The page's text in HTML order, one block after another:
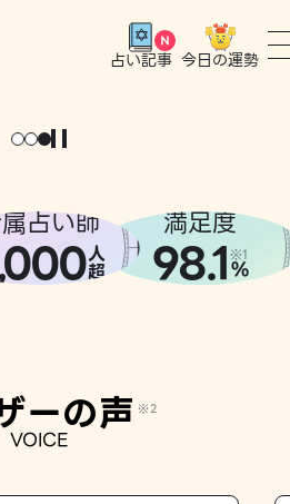
占い記事 今日の運勢
占い師
000人
超
満足度
98.1 ※1
%
ーの声 ※2
VOICE